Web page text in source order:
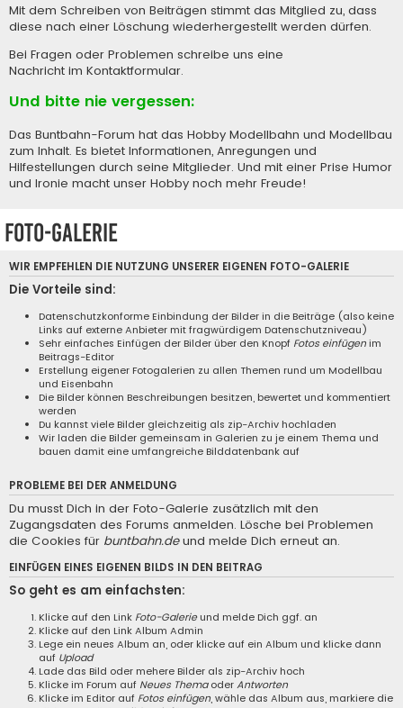
Mit dem Schreiben von Beiträgen stimmt das Mitglied zu, dass
diese nach einer Löschung wiederhergestellt werden dürfen.
Bei Fragen oder Problemen schreibe uns eine
Nachricht im Kontaktformular.
Und bitte nie vergessen:
Das Buntbahn-Forum hat das Hobby Modellbahn und Modellbau
zum Inhalt. Es bietet Informationen, Anregungen und
Hilfestellungen durch seine Mitglieder. Und mit einer Prise Humor
und Ironie macht unser Hobby noch mehr Freude!
Foto-Galerie
WIR EMPFEHLEN DIE NUTZUNG UNSERER EIGENEN FOTO-GALERIE
Die Vorteile sind:
Datenschutzkonforme Einbindung der Bilder in die Beiträge (also keine
Links auf externe Anbieter mit fragwürdigem Datenschutzniveau)
Sehr einfaches Einfügen der Bilder über den Knopf Fotos einfügenim
Beitrags-Editor
Erstellung eigener Fotogalerien zu allen Themen rund um Modellbau
und Eisenbahn
Die Bilder können Beschreibungen besitzen, bewertet und kommentiert
werden
Du kannst viele Bilder gleichzeitig als zip-Archiv hochladen
Wir laden die Bilder gemeinsam in Galerien zu je einem Thema und
bauen damit eine umfangreiche Bilddatenbank auf
PROBLEME BEI DER ANMELDUNG
Du musst Dich in der Foto-Galerie zusätzlich mit den
Zugangsdaten des Forums anmelden. Lösche bei Problemen
die Cookies für buntbahn.deund melde Dich erneut an.
EINFÜGEN EINES EIGENEN BILDS IN DEN BEITRAG
So geht es am einfachsten:
Klicke auf den Link Foto-Galerieund melde Dich ggf. an
Klicke auf den LinkAlbum Admin
Lege ein neues Album an, oder klicke auf ein Album und klicke dann
auf Upload
Lade das Bild oder mehere Bilder als zip-Archiv hoch
Klicke im Forum auf Neues ThemaoderAntworten
Klicke im Editor auf Fotos einfügen , wähle das Album aus, markiere die